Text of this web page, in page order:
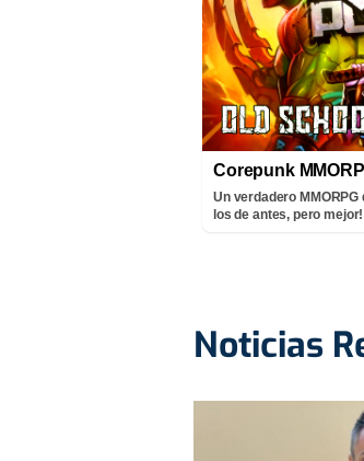
Corepunk
Un verdadero MMORPG
los de antes, pero mejor!
Noticias